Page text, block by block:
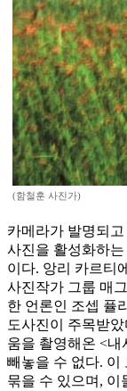
(함철훈 사진가)
카메라가 발명되
사진을 활성화하
이다. 앙리 카르티
사진작가 그룹 매
한 언론인 조셉 퓰
도사진이 주목받
움을 촬영해온 <
빼놓을 수 없다. 이
묶을 수 있으며, 이